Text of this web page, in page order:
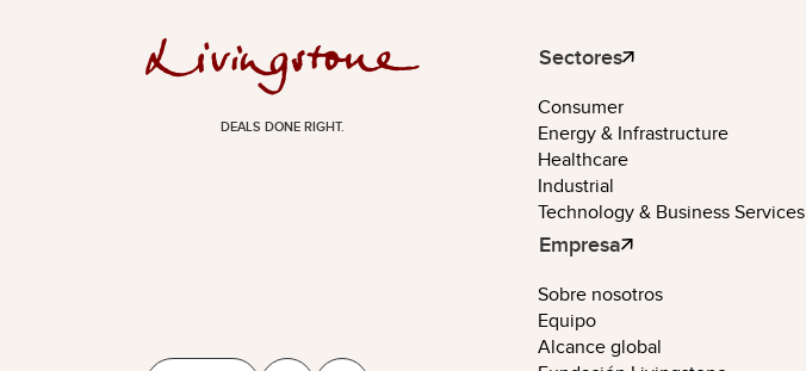
DEALS DONE RIGHT.
Sectores
Consumer
Energy & Infrastructure
Healthcare
Industrial
Technology & Business Services
Empresa
Sobre nosotros
Equipo
Alcance global